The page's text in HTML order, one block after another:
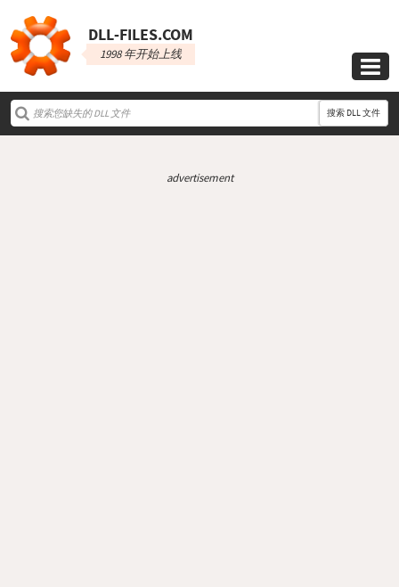
DLL‑FILES.COM
1998 年开始上线

搜索 DLL 文件
advertisement